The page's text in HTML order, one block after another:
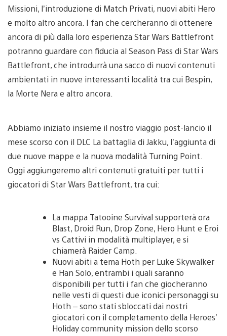
Missioni, l’introduzione di Match Privati, nuovi abiti Hero
e molto altro ancora. I fan che cercheranno di ottenere
ancora di più dalla loro esperienza Star Wars Battlefront
potranno guardare con fiducia al Season Pass di Star Wars
Battlefront, che introdurrà una sacco di nuovi contenuti
ambientati in nuove interessanti località tra cui Bespin,
la Morte Nera e altro ancora.
Abbiamo iniziato insieme il nostro viaggio post-lancio il
mese scorso con il DLC La battaglia di Jakku, l’aggiunta di
due nuove mappe e la nuova modalità Turning Point.
Oggi aggiungeremo altri contenuti gratuiti per tutti i
giocatori di Star Wars Battlefront, tra cui:
La mappa Tatooine Survival supporterà ora
Blast, Droid Run, Drop Zone, Hero Hunt e Eroi
vs Cattivi in modalità multiplayer, e si
chiamerà Raider Camp.
Nuovi abiti a tema Hoth per Luke Skywalker
e Han Solo, entrambi i quali saranno
disponibili per tutti i fan che giocheranno
nelle vesti di questi due iconici personaggi su
Hoth – sono stati sbloccati dai nostri
giocatori con il completamento della Heroes’
Holiday community mission dello scorso